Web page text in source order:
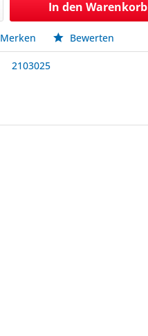
In den Warenkorb
Merken Bewerten
2103025